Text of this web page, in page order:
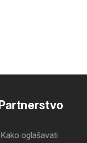
Partnerstvo
Kako oglašavati